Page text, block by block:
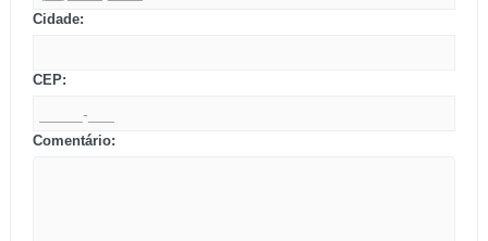
Cidade:
CEP:
Comentário: